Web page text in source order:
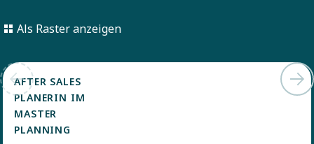
Als Raster anzeigen
AFTER SALES
PLANERIN IM
MASTER
PLANNING